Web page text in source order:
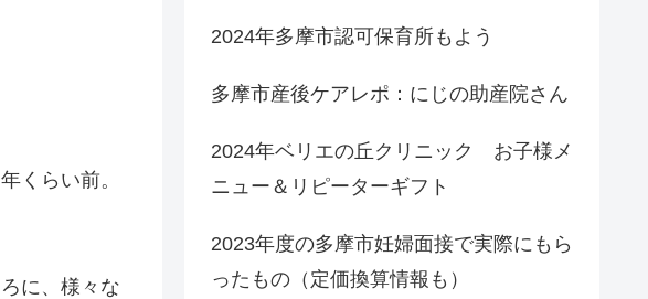
くらい前。
に、様々な
2024年多摩市認可保育所もよう
多摩市産後ケアレポ：にじの助産院さん
2024年ベリエの丘クリニック お子様メ
ニュー＆リピーターギフト
2023年度の多摩市妊婦面接で実際にもら
ったもの（定価換算情報も）